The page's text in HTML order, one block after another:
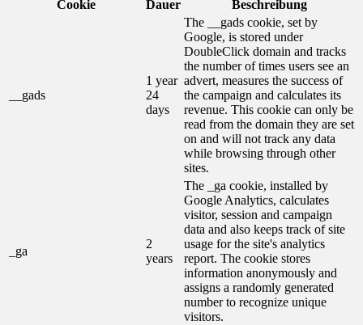
Cookie
Dauer Beschreibung
__gads
1 year
24
days
The __gads cookie, set by
Google, is stored under
DoubleClick domain and tracks
the number of times users see an
advert, measures the success of
the campaign and calculates its
revenue. This cookie can only be
read from the domain they are set
on and will not track any data
while browsing through other
sites.
_ga
2
years
The _ga cookie, installed by
Google Analytics, calculates
visitor, session and campaign
data and also keeps track of site
usage for the site's analytics
report. The cookie stores
information anonymously and
assigns a randomly generated
number to recognize unique
visitors.